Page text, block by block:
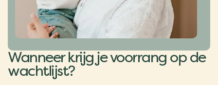
Wanneer krijg je voorrang op de
wachtlijst?